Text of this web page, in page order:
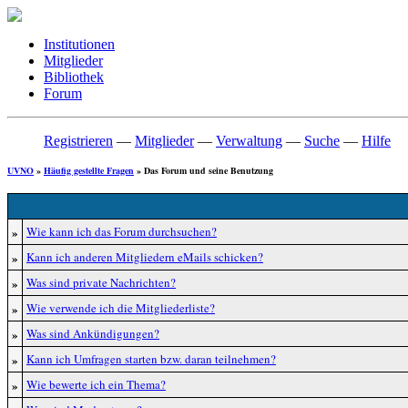
Institutionen
Mitglieder
Bibliothek
Forum
Registrieren — Mitglieder— Verwaltung — Suche — Hilfe
UVNO » Häufig gestellte Fragen » Das Forum und seine Benutzung
» Wie kann ich das Forum durchsuchen?
» Kann ich anderen Mitgliedern eMails schicken?
» Was sind private Nachrichten?
» Wie verwende ich die Mitgliederliste?
» Was sind Ankündigungen?
» Kann ich Umfragen starten bzw. daran teilnehmen?
» Wie bewerte ich ein Thema?